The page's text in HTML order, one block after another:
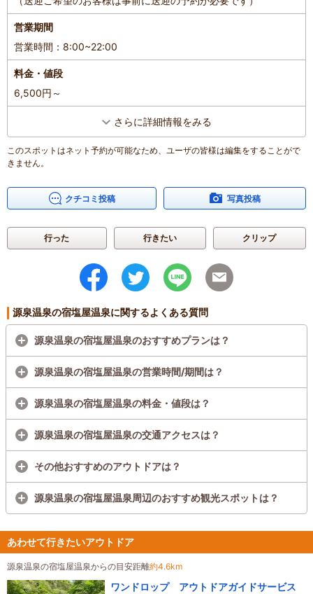
営業期間
営業時間：8:00~22:00
料金・値段
6,500円～
さらに詳細情報をみる
このスポットはネット予約が可能なため、ユーザの皆様は編集をすることがで
きません。
クチコミ投稿 写真投稿
行った 行きたい クリップ
源泉温泉の宿塩屋温泉に関するよくある質問
源泉温泉の宿塩屋温泉のおすすめプランは？
源泉温泉の宿塩屋温泉の営業時間/期間は？
源泉温泉の宿塩屋温泉の料金・値段は？
源泉温泉の宿塩屋温泉の交通アクセスは？
その他おすすめのアウトドアは？
源泉温泉の宿塩屋温泉周辺のおすすめ観光スポットは？
あわせて行きたいアウトドア
源泉温泉の宿塩屋温泉からの目安距離約4.6km
ワンドロップ アウトドアガイドサービス